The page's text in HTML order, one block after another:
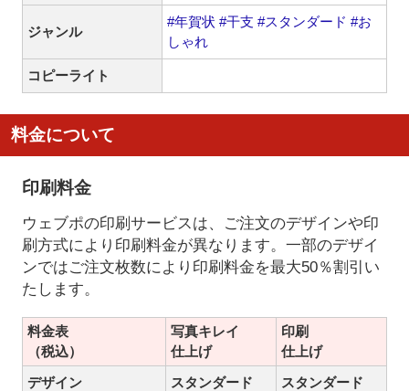
ジャンル
#年賀状 #干支 #スタンダード #お
しゃれ
コピーライト
料金について
印刷料金
ウェブポの印刷サービスは、ご注文のデザインや印
刷方式により印刷料金が異なります。一部のデザイ
ンではご注文枚数により印刷料金を最大50％割引い
たします。
料金表
（税込）
写真キレイ
仕上げ
印刷
仕上げ
デザイン
スタンダード スタンダード